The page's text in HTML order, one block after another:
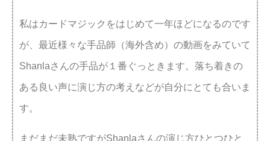
私はカードマジックをはじめて一年ほどになるのです
が、最近様々な手品師（海外含め）の動画をみていて
Shanlaさんの手品が１番ぐっときます。落ち着きの
ある良い声に演じ方の考えなどが自分にとても合いま
す。
まだまだ未熟ですがShanlaさんの演じ方ひとつひと